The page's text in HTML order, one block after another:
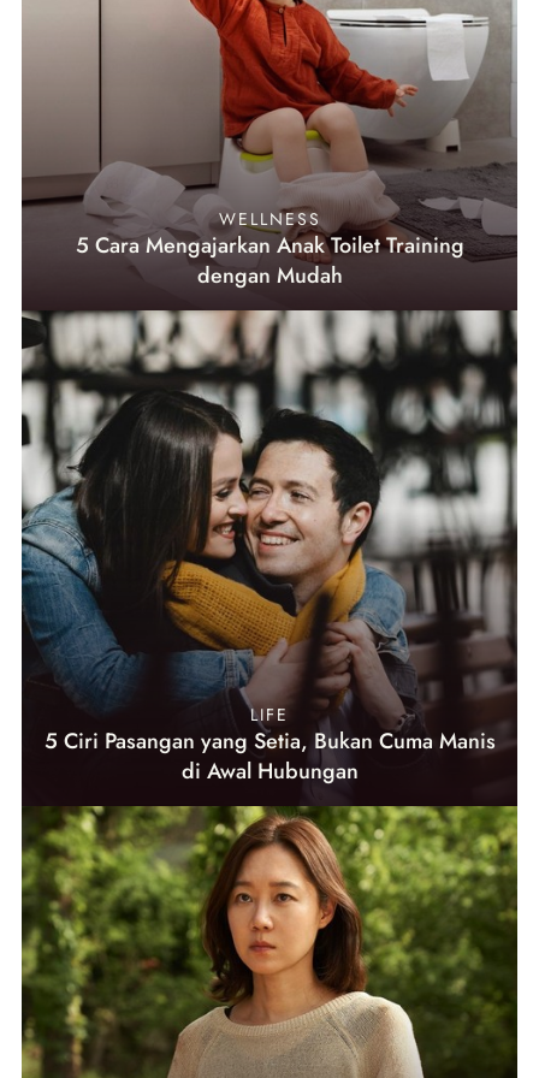
WELLNESS
5 Cara Mengajarkan Anak Toilet Training
dengan Mudah
LIFE
5 Ciri Pasangan yang Setia, Bukan Cuma Manis
di Awal Hubungan